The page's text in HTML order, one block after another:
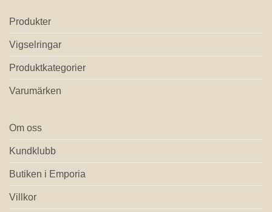
Produkter
Vigselringar
Produktkategorier
Varumärken
Om oss
Kundklubb
Butiken i Emporia
Villkor